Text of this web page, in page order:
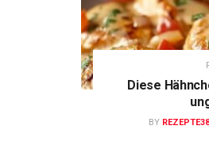
Diese
BY REZEPTE38